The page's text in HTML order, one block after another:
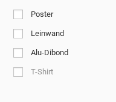
Poster
Leinwand
Alu-Dibond
T-Shirt